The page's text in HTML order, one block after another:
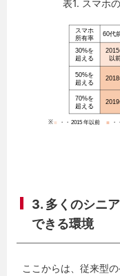
表1. スマホ
3. 多くのシニ
できる環境
ここからは、従来型